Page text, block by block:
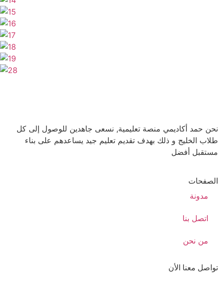
نحن حمد أكاديمي منصة تعليمية, نسعى جاهدين للوصول إلى كل
طلاب الخليج و ذلك بهدف تقديم تعليم جيد يساعدهم على بناء
مستقبل أفضل
الصفحات
مدونة
اتصل بنا
من نحن
تواصل معنا الأن